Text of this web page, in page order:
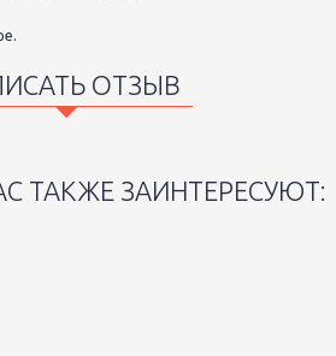
ОТЗЫВ
ТАКЖЕ ЗАИНТЕРЕСУЮТ: